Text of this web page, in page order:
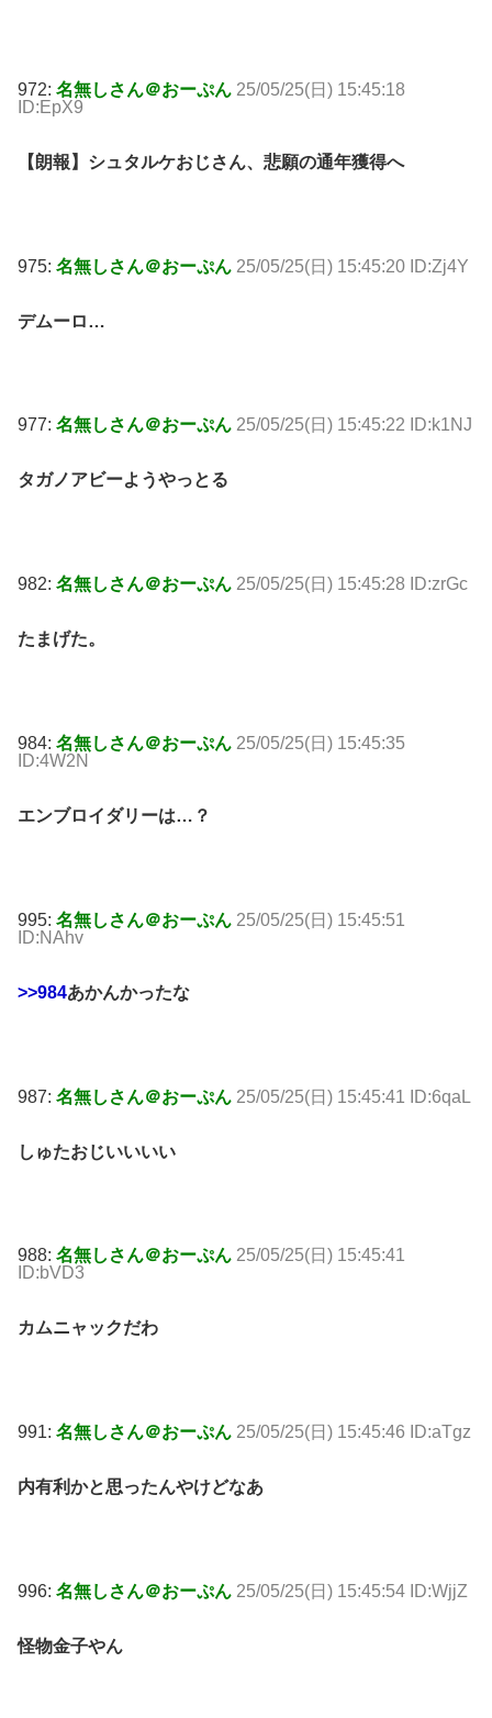
972: 名無しさん＠おーぷん 25/05/25(日) 15:45:18
ID:EpX9
【朗報】シュタルケおじさん、悲願の通年獲得へ
975: 名無しさん＠おーぷん 25/05/25(日) 15:45:20 ID:Zj4Y
デムーロ…
977: 名無しさん＠おーぷん 25/05/25(日) 15:45:22 ID:k1NJ
タガノアビーようやっとる
982: 名無しさん＠おーぷん 25/05/25(日) 15:45:28 ID:zrGc
たまげた。
984: 名無しさん＠おーぷん 25/05/25(日) 15:45:35
ID:4W2N
エンブロイダリーは…？
995: 名無しさん＠おーぷん 25/05/25(日) 15:45:51
ID:NAhv
>>984あかんかったな
987: 名無しさん＠おーぷん 25/05/25(日) 15:45:41 ID:6qaL
しゅたおじいいいい
988: 名無しさん＠おーぷん 25/05/25(日) 15:45:41
ID:bVD3
カムニャックだわ
991: 名無しさん＠おーぷん 25/05/25(日) 15:45:46 ID:aTgz
内有利かと思ったんやけどなあ
996: 名無しさん＠おーぷん 25/05/25(日) 15:45:54 ID:WjjZ
怪物金子やん